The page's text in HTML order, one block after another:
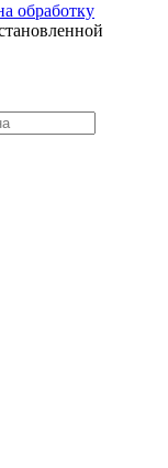
обработку